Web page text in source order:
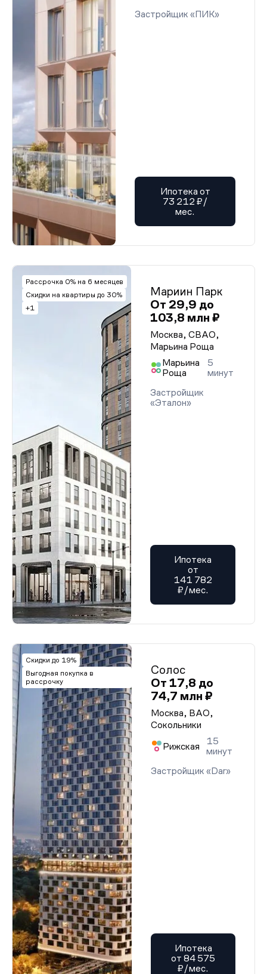
Застройщик «ПИК»
Ипотека от
73 212 ₽/
мес.
Рассрочка 0% на 6 месяцев
Скидки на квартиры до 30%
+1
Мариин Парк
От 29,9 до
103,8 млн ₽
Москва, СВАО,
Марьина Роща
Марьина
Роща
5
минут
Застройщик
«Эталон»
Ипотека
от
141 782
₽/мес.
Скидки до 19%
Выгодная покупка в
рассрочку
Солос
От 17,8 до
74,7 млн ₽
Москва, ВАО,
Сокольники
Рижская
15
минут
Застройщик «Dar»
Ипотека
от 84 575
₽/мес.